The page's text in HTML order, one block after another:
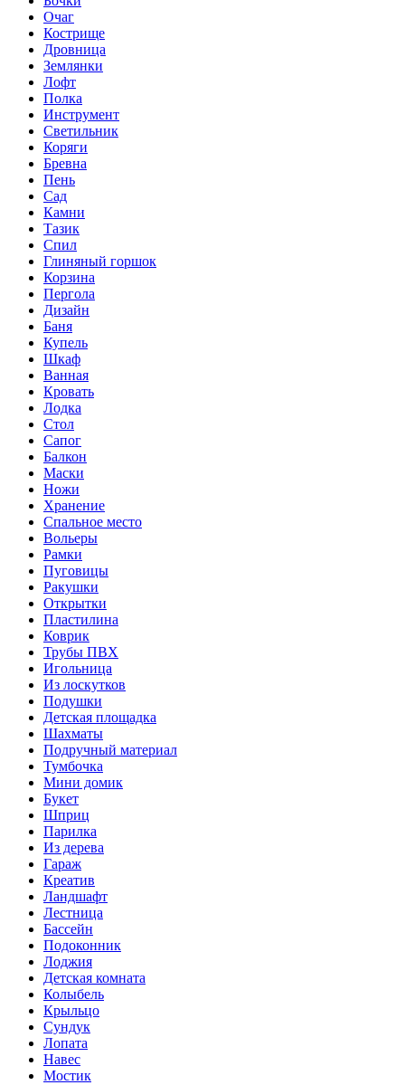
Очаг
Кострище
Дровница
Землянки
Лофт
Полка
Инструмент
Светильник
Коряги
Бревна
Пень
Сад
Камни
Тазик
Спил
Глиняный горшок
Корзина
Пергола
Дизайн
Баня
Купель
Шкаф
Ванная
Кровать
Лодка
Стол
Сапог
Балкон
Маски
Ножи
Хранение
Спальное место
Вольеры
Рамки
Пуговицы
Ракушки
Открытки
Пластилина
Коврик
Трубы ПВХ
Игольница
Из лоскутков
Подушки
Детская площадка
Шахматы
Подручный материал
Тумбочка
Мини домик
Букет
Шприц
Парилка
Из дерева
Гараж
Креатив
Ландшафт
Лестница
Бассейн
Подоконник
Лоджия
Детская комната
Колыбель
Крыльцо
Сундук
Лопата
Навес
Мостик